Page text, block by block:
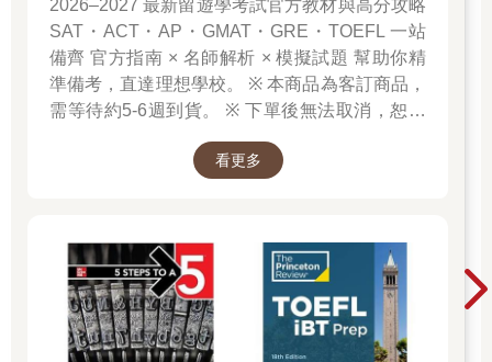
2026–2027 最新留遊學考試官方教材與高分攻略
SAT・ACT・AP・GMAT・GRE・TOEFL 一站
備齊 官方指南 × 名師解析 × 模擬試題 幫助你精
準備考，直達理想學校。 ※ 本商品為客訂商品，
需等待約5-6週到貨。 ※ 下單後無法取消，恕不
看更多